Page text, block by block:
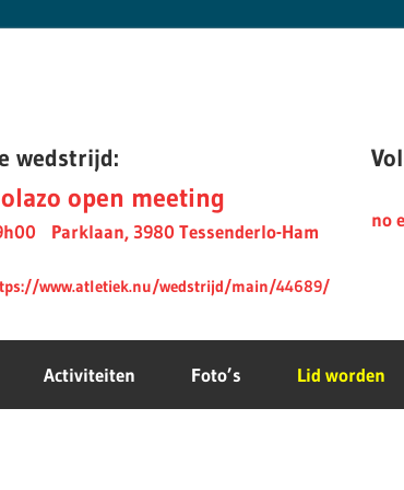
wedstrijd:
open meeting
Parklaan, 3980 Tessenderlo-Ham
www.atletiek.nu/wedstrijd/main/44689/
no
Activiteiten Foto’s Lid worden